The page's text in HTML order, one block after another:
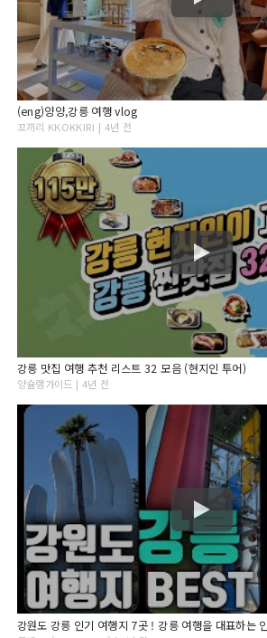
(eng)양양,강릉 여행 vlog
꼬끼리 KKOKKIRI | 4년 전
강릉 맛집 여행 추천 리스트 32 모음 (현지인 투어)
양슐랭가이드 | 4년 전